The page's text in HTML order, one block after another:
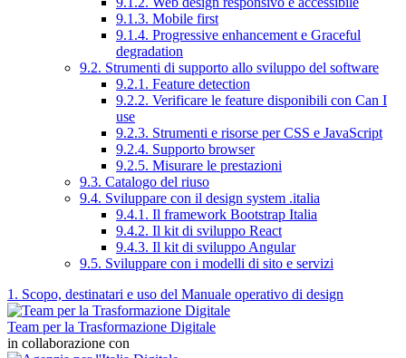
9.1.3. Mobile first
9.1.4. Progressive enhancement e Graceful
degradation
9.2. Strumenti di supporto allo sviluppo del software
9.2.1. Feature detection
9.2.2. Verificare le feature disponibili con Can I
use
9.2.3. Strumenti e risorse per CSS e JavaScript
9.2.4. Supporto browser
9.2.5. Misurare le prestazioni
9.3. Catalogo del riuso
9.4. Sviluppare con il design system .italia
9.4.1. Il framework Bootstrap Italia
9.4.2. Il kit di sviluppo React
9.4.3. Il kit di sviluppo Angular
9.5. Sviluppare con i modelli di sito e servizi
1. Scopo, destinatari e uso del Manuale operativo di design
Team per la Trasformazione Digitale
in collaborazione con